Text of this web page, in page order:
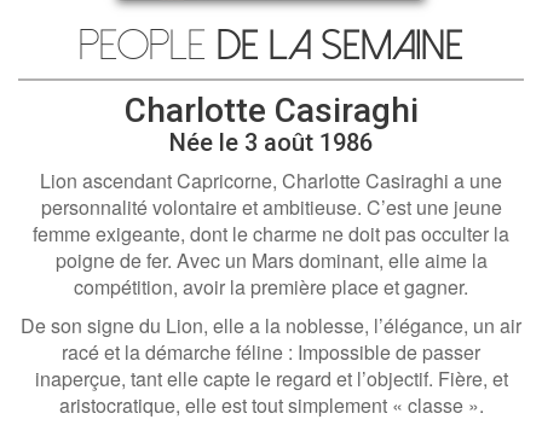
People de la semaine
Charlotte Casiraghi
Née le 3 août 1986
Lion ascendant Capricorne, Charlotte Casiraghi a une
personnalité volontaire et ambitieuse. C’est une jeune
femme exigeante, dont le charme ne doit pas occulter la
poigne de fer. Avec un Mars dominant, elle aime la
compétition, avoir la première place et gagner.
De son signe du Lion, elle a la noblesse, l’élégance, un air
racé et la démarche féline : Impossible de passer
inaperçue, tant elle capte le regard et l’objectif. Fière, et
aristocratique, elle est tout simplement « classe ».